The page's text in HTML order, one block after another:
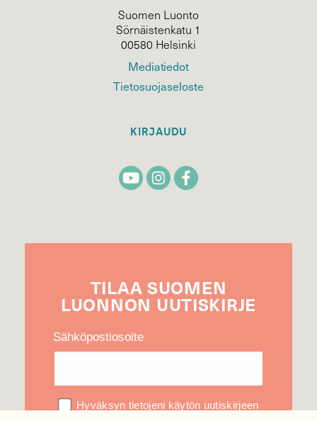
Suomen Luonto
Sörnäistenkatu 1
00580 Helsinki
Mediatiedot
Tietosuojaseloste
KIRJAUDU
TILAA SUOMEN
LUONNON UUTIS­KIRJE
Sähköpostiosoite
Hyväksyn tietojeni käytön uutiskirjeen